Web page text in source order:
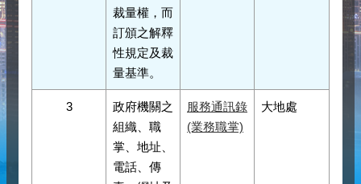
裁量權，而
訂頒之解釋
性規定及裁
量基準。
3
政府機關之
組織、職
掌、地址、
電話、傳
服務通訊錄
(業務職掌)
大地處